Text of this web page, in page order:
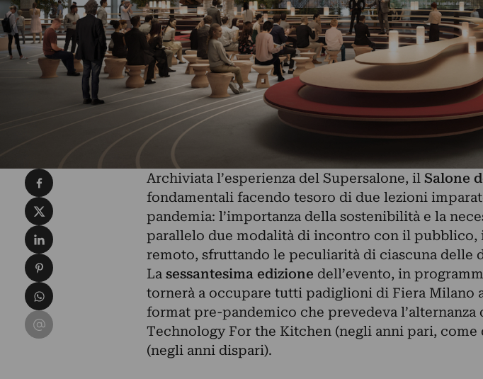
Archiviata l’esperienza del Supersalone, il Salone
fondamentali facendo tesoro di due lezioni
pandemia: l’importanza della sostenibilità e la
parallelo due modalità di incontro con il pubblico,
remoto, sfruttando le peculiarità di ciascuna delle
La sessantesima edizione dell’evento, in
tornerà a occupare tutti padiglioni di Fiera Milano
format pre-pandemico che prevedeva l’alternanza
Technology For the Kitchen (negli anni pari, come
(negli anni dispari).
Condividi su Facebook
Condividi su X
Condividi su LinkedIn
Condividi su Pinterest
Condividi su WhatsApp
Condividi su Email